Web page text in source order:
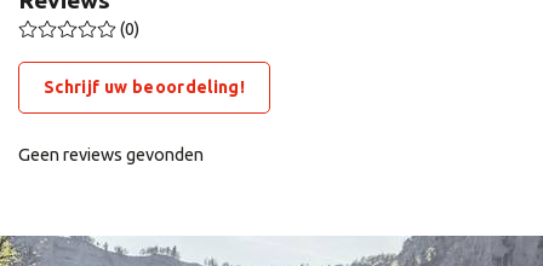
(0)
Schrijf uw beoordeling!
Geen reviews gevonden